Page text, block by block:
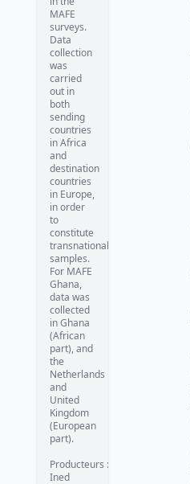
MAFE
surveys.
Data
collection
was
carried
out in
both
sending
countries
in Africa
and
destination
countries
in Europe,
in order
to
constitute
transnational
samples.
For MAFE
Ghana,
data was
collected
in Ghana
(African
part), and
the
Netherlands
and
United
Kingdom
(European
part).
Producteurs :
Ined